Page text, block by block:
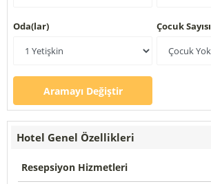
Oda(lar) Çocuk Sayısı
Aramayı Değiştir
Hotel Genel Özellikleri
Resepsiyon Hizmetleri